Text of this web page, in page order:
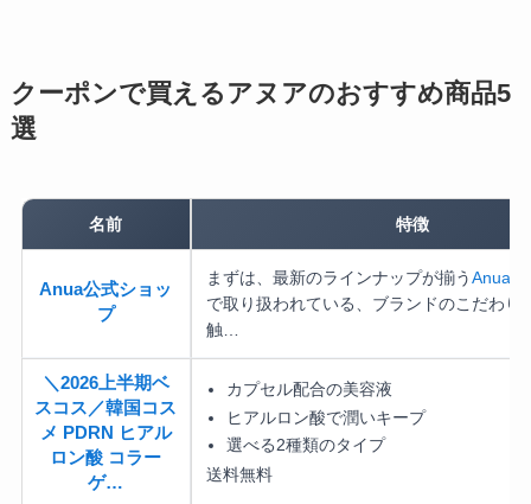
クーポンで買えるアヌアのおすすめ商品5
選
名前 特徴
Anua公式ショッ
プ
まずは、最新のラインナップが揃うAnua
で取り扱われている、ブランドのこだわり
触…
＼2026上半期ベ
スコス／韓国コス
メ PDRN ヒアル
ロン酸 コラー
ゲ…
カプセル配合の美容液
ヒアルロン酸で潤いキープ
選べる2種類のタイプ
送料無料